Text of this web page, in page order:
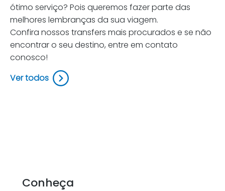
Conheça
ótimo serviço? Pois queremos fazer parte das
melhores lembranças da sua viagem.
Confira nossos transfers mais procurados e se não
encontrar o seu destino, entre em contato
conosco!
Ver todos